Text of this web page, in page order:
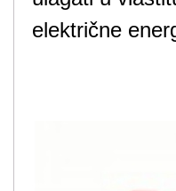
električne